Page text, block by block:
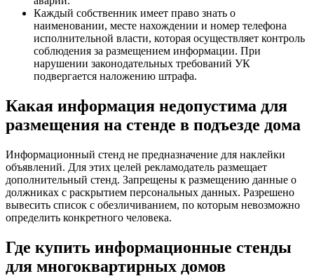
Каждый собственник имеет право знать о
наименовании, месте нахождении и номер телефона
исполнительной власти, которая осуществляет контроль
соблюдения за размещением информации. При
нарушении законодательных требований УК
подвергается наложению штрафа.
Какая информация недопустима для
размещения на стенде в подъезде дома
Информационный стенд не предназначение для наклейки
объявлений. Для этих целей рекламодатель размещает
дополнительный стенд. Запрещены к размещению данные о
должниках с раскрытием персональных данных. Разрешено
вывесить список с обезличиванием, по которым невозможно
определить конкретного человека.
Где купить информационные стенды
для многоквартирных домов